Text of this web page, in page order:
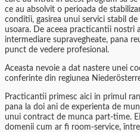
ce au absolvit o perioada de
conditii, gasirea unui servici stabil
usoara. De aceea practicantii nostri
intermediare supravegheate, pana
punct de vedere profesional.
Aceasta nevoie a dat nastere unei
conferinte din regiunea
Practicantii primesc aici in primul
pana la doi ani de experienta de
unui contract de munca part-time.
domenii cum ar fi room-service,